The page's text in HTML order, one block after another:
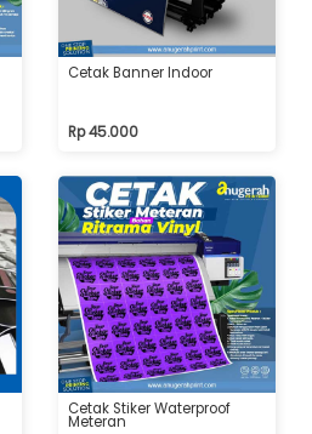
Cetak Banner Indoor
Rp 45.000
Cetak Stiker Waterproof
Meteran